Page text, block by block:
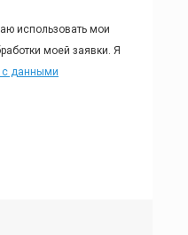
использовать мои
моей заявки. Я
с данными